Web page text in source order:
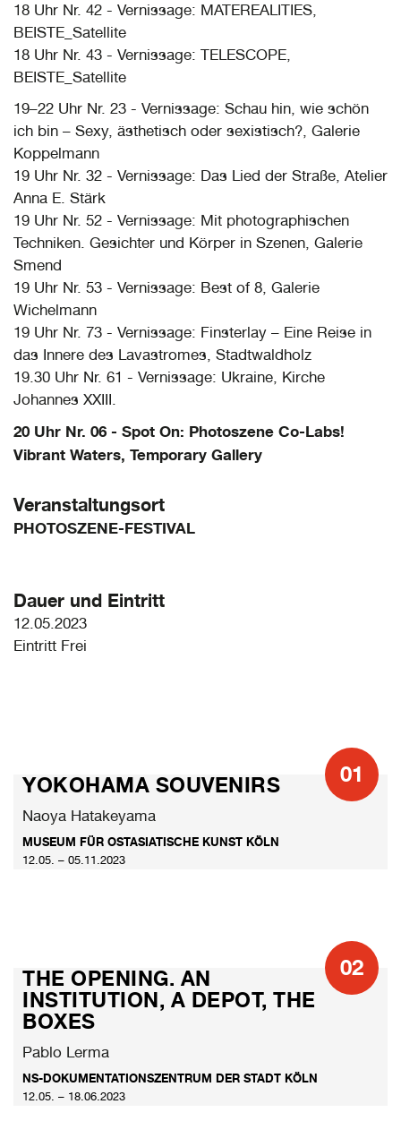
18 Uhr Nr. 42 - Vernissage: MATEREALITIES,
BEISTE_Satellite
18 Uhr Nr. 43 - Vernissage: TELESCOPE,
BEISTE_Satellite
19–22 Uhr Nr. 23 - Vernissage: Schau hin, wie schön
ich bin – Sexy, ästhetisch oder sexistisch?, Galerie
Koppelmann
19 Uhr Nr. 32 - Vernissage: Das Lied der Straße, Atelier
Anna E. Stärk
19 Uhr Nr. 52 - Vernissage: Mit photographischen
Techniken. Gesichter und Körper in Szenen, Galerie
Smend
19 Uhr Nr. 53 - Vernissage: Best of 8, Galerie
Wichelmann
19 Uhr Nr. 73 - Vernissage: Finsterlay – Eine Reise in
das Innere des Lavastromes, Stadtwaldholz
19.30 Uhr Nr. 61 - Vernissage: Ukraine, Kirche
Johannes XXIII.
20 Uhr Nr. 06 - Spot On: Photoszene Co-Labs!
Vibrant Waters, Temporary Gallery
Veranstaltungsort
PHOTOSZENE-FESTIVAL
Dauer und Eintritt
12.05.2023
Eintritt Frei
01
YOKOHAMA SOUVENIRS
Naoya Hatakeyama
MUSEUM FÜR OSTASIATISCHE KUNST KÖLN
12.05. – 05.11.2023
02
THE OPENING. AN
INSTITUTION, A DEPOT, THE
BOXES
Pablo Lerma
NS-DOKUMENTATIONSZENTRUM DER STADT KÖLN
12.05. – 18.06.2023